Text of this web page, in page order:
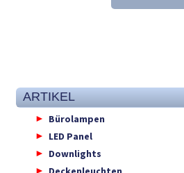
ARTIKEL
Bürolampen
LED Panel
Downlights
Deckenleuchten